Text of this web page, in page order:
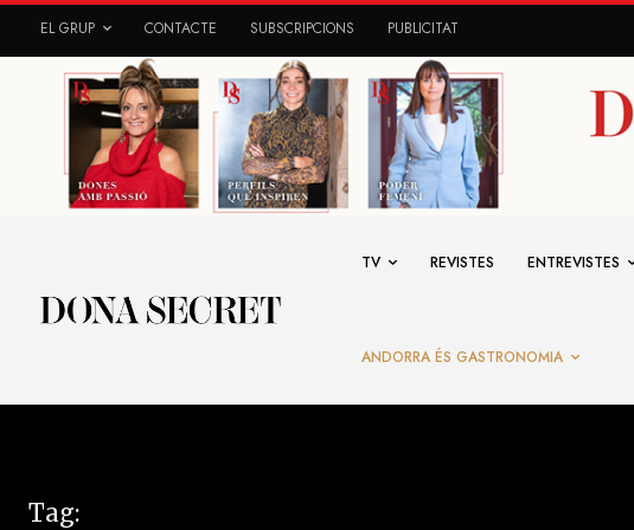
EL GRUP CONTACTE SUBSCRIPCIONS PUBLICITAT
TV REVISTES ENTREVISTES
ANDORRA ÉS GASTRONOMIA
Tag: